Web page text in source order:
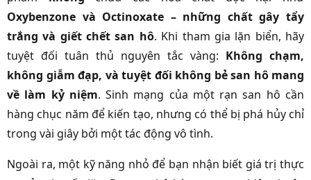
Oxybenzone và Octinoxate – những chất gây tẩy
trắng và giết chết san hô. Khi tham gia lặn biển, hãy
tuyệt đối tuân thủ nguyên tắc vàng: Không chạm,
không giẫm đạp, và tuyệt đối không bẻ san hô mang
về làm kỷ niệm. Sinh mạng của một rạn san hô cần
hàng chục năm để kiến tạo, nhưng có thể bị phá hủy chỉ
trong vài giây bởi một tác động vô tình.
Ngoài ra, một kỹ năng nhỏ để bạn nhận biết giá trị thực